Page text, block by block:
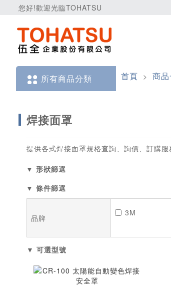
您好!歡迎光臨TOHATSU
所有商品分類 首頁 > 商
焊接面罩
提供各式焊接面罩規格查詢、詢價、訂購
▼ 形狀篩選
▼ 條件篩選
品牌
3M
▼ 可選型號